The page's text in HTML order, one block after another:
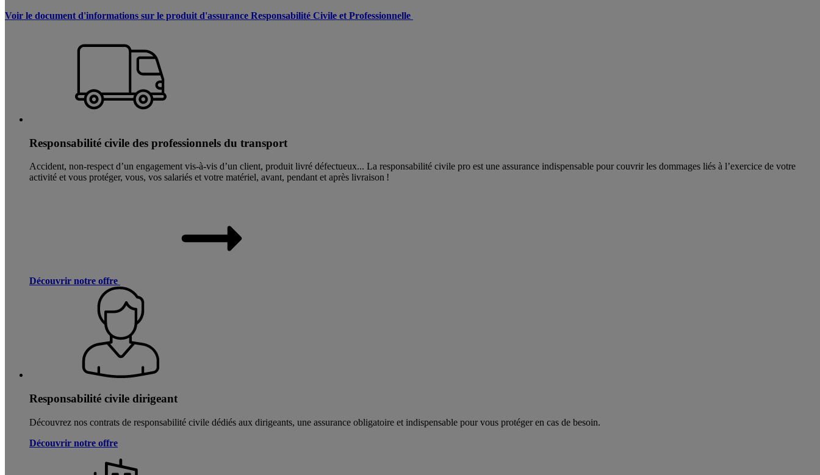
Voir le document d'informations sur le produit d'assurance Responsabilité Civile et Professionnelle
Responsabilité civile des professionnels du transport
Accident, non-respect d’un engagement vis-à-vis d’un client, produit livré défectueux... La responsabilité civile pro est une assurance indispensable pour couvrir les dommages liés à l’exercice de votre
activité et vous protéger, vous, vos salariés et votre matériel, avant, pendant et après livraison !
Découvrir notre offre
Responsabilité civile dirigeant
Découvrez nos contrats de responsabilité civile dédiés aux dirigeants, une assurance obligatoire et indispensable pour vous protéger en cas de besoin.
Découvrir notre offre